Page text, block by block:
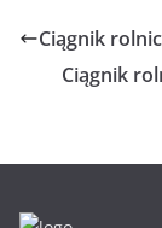
Ciągnik
Ciągnik